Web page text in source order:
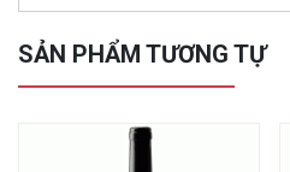
SẢN PHẨM TƯƠNG TỰ